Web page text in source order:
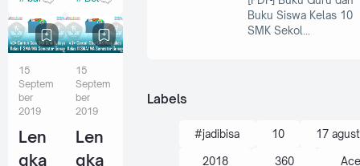
nesi
a
Kela
s 11
SMA
Sem
11
SMA/
MA
ter
Genap
- Hai
adik,
bagaim
s 11
SMA
/MA
Sem
este
Gen
SMA/
MA
Semes
Genap
- Halo
adik
dimana
saja
15
Septem
ber
2019
Len
gka
15
Septem
ber
2019
Len
gka
Buku Siswa Kelas 10
SMK Sekol…
Labels
#jadibisa 10 17
2018 360